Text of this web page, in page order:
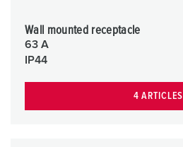
Wall mounted receptacle
63 A
IP44
4 ARTICLES